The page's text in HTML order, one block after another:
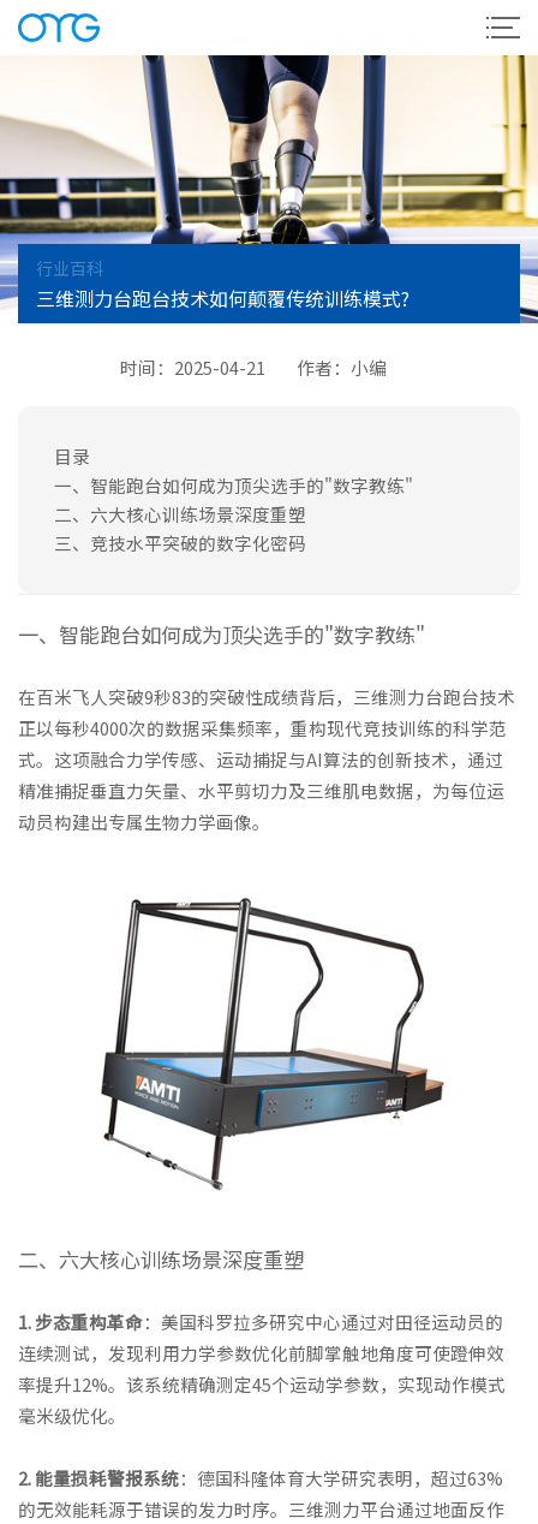
行业百科
三维测力台跑台技术如何颠覆传统训练模式?
时间：2025-04-21 作者：小编
目录
一、智能跑台如何成为顶尖选手的"数字教练"
二、六大核心训练场景深度重塑
三、竞技水平突破的数字化密码
一、智能跑台如何成为顶尖选手的"数字教练"
在百米飞人突破9秒83的突破性成绩背后，三维测力台跑台技术
正以每秒4000次的数据采集频率，重构现代竞技训练的科学范
式。这项融合力学传感、运动捕捉与AI算法的创新技术，通过
精准捕捉垂直力矢量、水平剪切力及三维肌电数据，为每位运
动员构建出专属生物力学画像。
二、六大核心训练场景深度重塑
1. 步态重构革命：美国科罗拉多研究中心通过对田径运动员的
连续测试，发现利用力学参数优化前脚掌触地角度可使蹬伸效
率提升12%。该系统精确测定45个运动学参数，实现动作模式
毫米级优化。
2. 能量损耗警报系统：德国科隆体育大学研究表明，超过63%
的无效能耗源于错误的发力时序。三维测力平台通过地面反作